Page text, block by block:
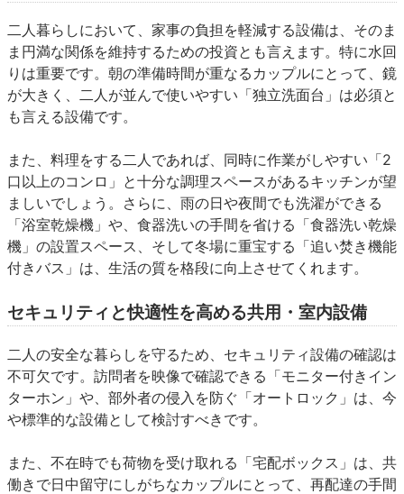
二人暮らしにおいて、家事の負担を軽減する設備は、そのま
ま円満な関係を維持するための投資とも言えます。特に水回
りは重要です。朝の準備時間が重なるカップルにとって、鏡
が大きく、二人が並んで使いやすい「独立洗面台」は必須と
も言える設備です。
また、料理をする二人であれば、同時に作業がしやすい「2
口以上のコンロ」と十分な調理スペースがあるキッチンが望
ましいでしょう。さらに、雨の日や夜間でも洗濯ができる
「浴室乾燥機」や、食器洗いの手間を省ける「食器洗い乾燥
機」の設置スペース、そして冬場に重宝する「追い焚き機能
付きバス」は、生活の質を格段に向上させてくれます。
セキュリティと快適性を高める共用・室内設備
二人の安全な暮らしを守るため、セキュリティ設備の確認は
不可欠です。訪問者を映像で確認できる「モニター付きイン
ターホン」や、部外者の侵入を防ぐ「オートロック」は、今
や標準的な設備として検討すべきです。
また、不在時でも荷物を受け取れる「宅配ボックス」は、共
働きで日中留守にしがちなカップルにとって、再配達の手間